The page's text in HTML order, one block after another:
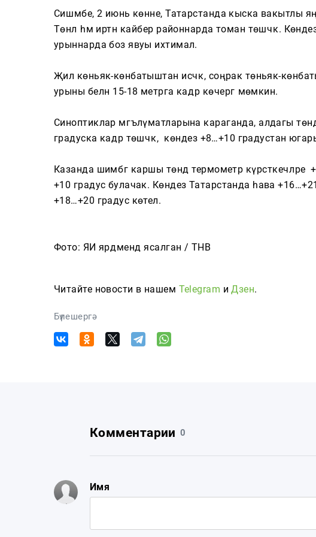
Cюжетлар
Татарча өйрәнәбез
Телепроектлар
Сишәмбе, 2 июнь көнне, Татарстанда кыска вакытлы
Төнлә һәм иртән кайбер районнарда томан төшәчәк.
урыннарда боз явуы ихтимал.
Җил көньяк-көнбатыштан исәчәк, соңрак төньяк-
урыны белән 15-18 метрга кадәр көчәергә мөмкин.
Синоптиклар мәгълүматларына караганда, алдагы
градуска кадәр төшәчәк, ә көндез +8…+10 градустан югары
Казанда шимбәгә каршы төндә термометр күрсәткечләре
+10 градус булачак. Көндез Татарстанда һава
+18…+20 градус көтелә.
Фото: ЯИ ярдәмендә ясалган / ТНВ
Читайте новости в нашем Telegram иДзен.
Бүлешергә
Комментарии 0
Имя